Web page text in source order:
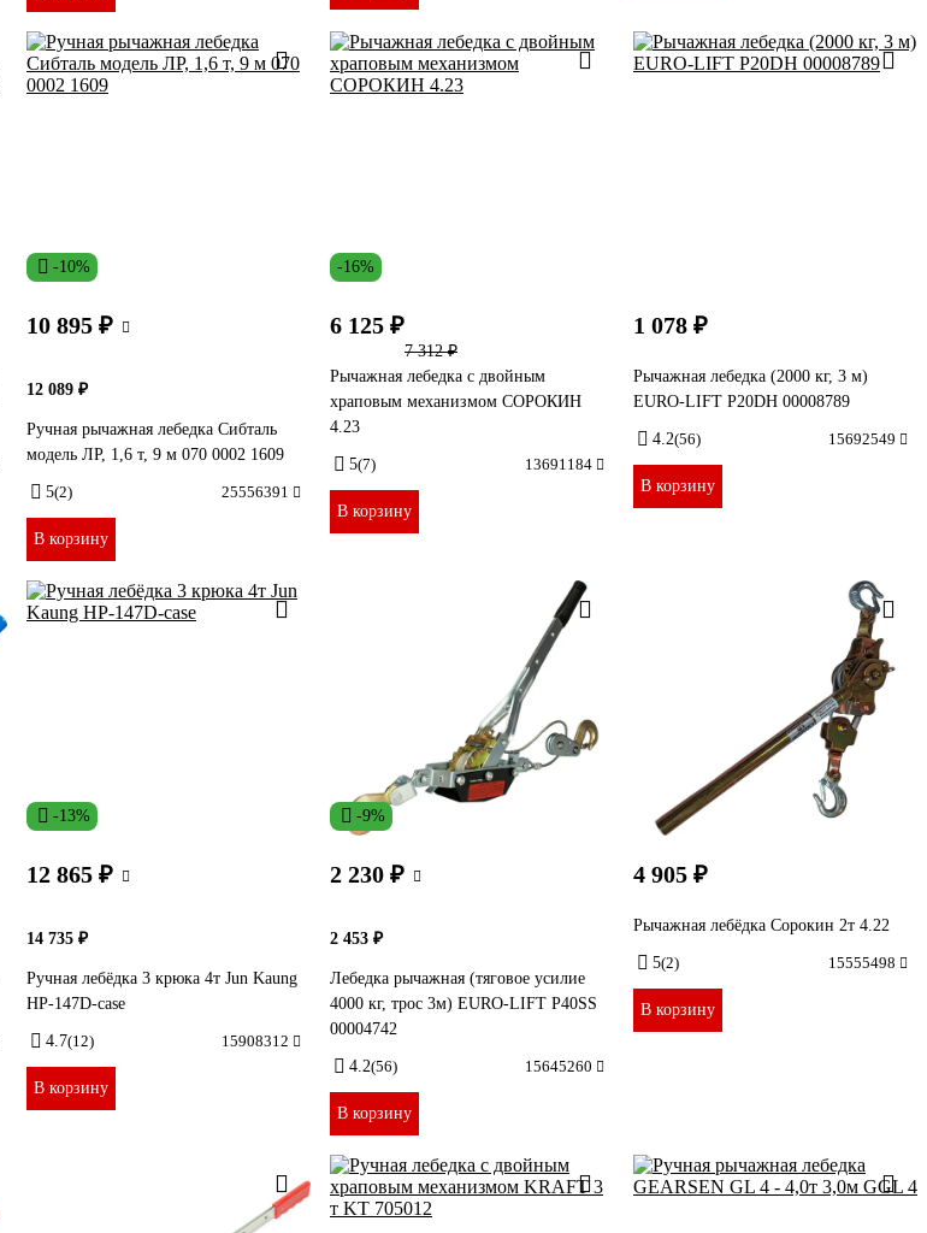
-10%
10 895 ₽
12 089 ₽
Ручная рычажная лебедка Сибталь
модель ЛР, 1,6 т, 9 м 070 0002 1609
5(2) 25556391
В корзину
-16%
6 125 ₽
7 312 ₽
Рычажная лебедка с двойным
храповым механизмом СОРОКИН
4.23
5(7) 13691184
В корзину
1 078 ₽
Рычажная лебедка (2000 кг, 3 м)
EURO-LIFT P20DН 00008789
4.2(56) 15692549
В корзину
-13%
12 865 ₽
14 735 ₽
Ручная лебёдка 3 крюка 4т Jun Kaung
HP-147D-case
4.7(12) 15908312
В корзину
-9%
2 230 ₽
2 453 ₽
Лебедка рычажная (тяговое усилие
4000 кг, трос 3м) EURO-LIFT P40SS
00004742
4.2(56) 15645260
В корзину
4 905 ₽
Рычажная лебёдка Сорокин 2т 4.22
5(2) 15555498
В корзину